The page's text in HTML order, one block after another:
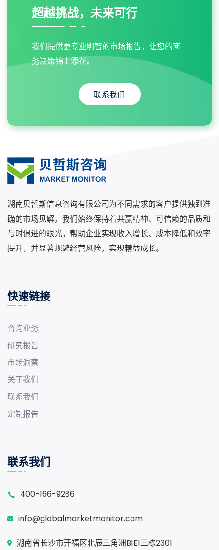
超越挑战，未来可行
我们提供更专业明智的市场报告，让您的商
务决策锦上添花。
联系我们
湖南贝哲斯信息咨询有限公司为不同需求的客户提供独到准
确的市场见解。我们始终保持着共赢精神、可信赖的品质和
与时俱进的眼光，帮助企业实现收入增长、成本降低和效率
提升，并显著规避经营风险，实现精益成长。
快速链接
咨询业务
研究报告
市场洞察
关于我们
联系我们
定制报告
联系我们
400-166-9286
info@globalmarketmonitor.com
湖南省长沙市开福区北辰三角洲B1E1三栋2301